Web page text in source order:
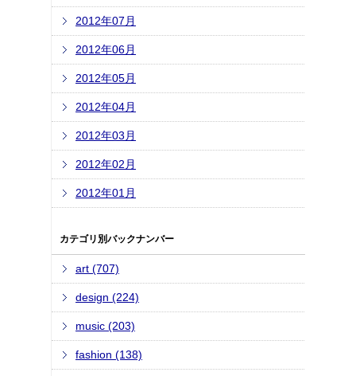
2012年07月
2012年06月
2012年05月
2012年04月
2012年03月
2012年02月
2012年01月
カテゴリ別バックナンバー
art (707)
design (224)
music (203)
fashion (138)